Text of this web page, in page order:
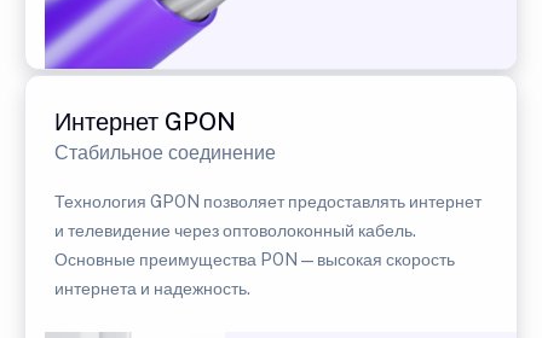
Интернет GPON
Стабильное соединение
Технология GPON позволяет предоставлять интернет
и телевидение через оптоволоконный кабель.
Основные преимущества PON — высокая скорость
интернета и надежность.